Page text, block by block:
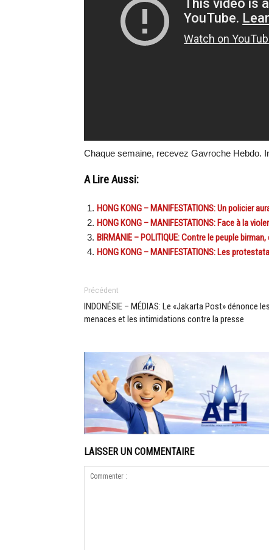
Chaque semaine, recevez Gavroche Hebdo.
A Lire Aussi:
HONG KONG – MANIFESTATIONS: Un policier
HONG KONG – MANIFESTATIONS: Face à la
BIRMANIE – POLITIQUE: Contre le peuple
HONG KONG – MANIFESTATIONS: Les
Précédent
INDONÉSIE – MÉDIAS: Le «Jakarta Post» dénonce les
menaces et les intimidations contre la presse
LAISSER UN COMMENTAIRE